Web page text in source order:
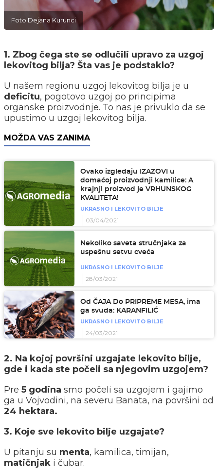
Foto:Dejana Kurunci
1. Zbog čega ste se odlučili upravo za uzgoj
lekovitog bilja? Šta vas je podstaklo?
U našem regionu uzgoj lekovitog bilja je u
deficitu, pogotovo uzgoj po principima
organske proizvodnje. To nas je privuklo da se
upustimo u uzgoj lekovitog bilja.
MOŽDA VAS ZANIMA
Ovako izgledaju IZAZOVI u
domaćoj proizvodnji kamilice: A
krajnji proizvod je VRHUNSKOG
KVALITETA!
UKRASNO I LEKOVITO BILJE
03/04/2021
Nekoliko saveta stručnjaka za
uspešnu setvu cveća
UKRASNO I LEKOVITO BILJE
28/03/2021
Od ČAJA Do PRIPREME MESA, ima
ga svuda: KARANFILIĆ
UKRASNO I LEKOVITO BILJE
24/03/2021
2. Na kojoj površini uzgajate lekovito bilje,
gde i kada ste počeli sa njegovim uzgojem?
Pre 5 godina smo počeli sa uzgojem i gajimo
ga u Vojvodini, na severu Banata, na površini od
24 hektara.
3. Koje sve lekovito bilje uzgajate?
U pitanju su menta, kamilica, timijan,
matičnjak i čubar.